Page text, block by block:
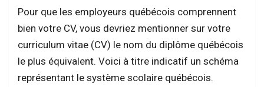
Pour que les employeurs québécois comprennent
bien votre CV, vous devriez mentionner sur votre
curriculum vitae (CV) le nom du diplôme québécois
le plus équivalent. Voici à titre indicatif un schéma
représentant le système scolaire québécois.